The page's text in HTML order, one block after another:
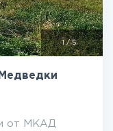
1/5
от МКАД